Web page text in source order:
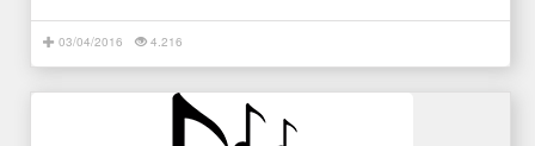
03/04/2016 4.216